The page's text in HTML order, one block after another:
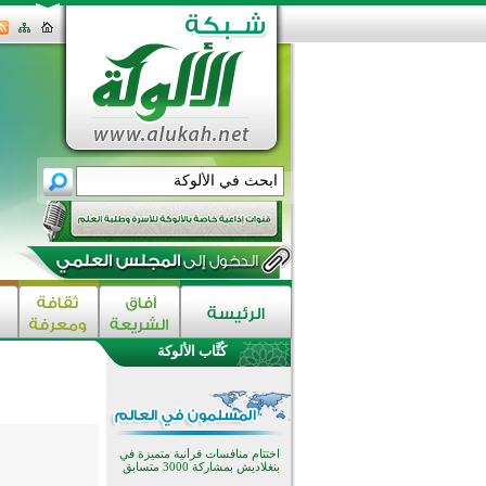
كُتَّاب الألوكة
اختتام الدورة التاسعة لمسابقة حفظ
تيسليتش تختتم برنامجا تعليميا لتعزيز
القيم وبناء الشخصية للشباب
المسلمين
اختتام منافسات قرآنية متميزة في
بنغلاديش بمشاركة 3000 متسابق